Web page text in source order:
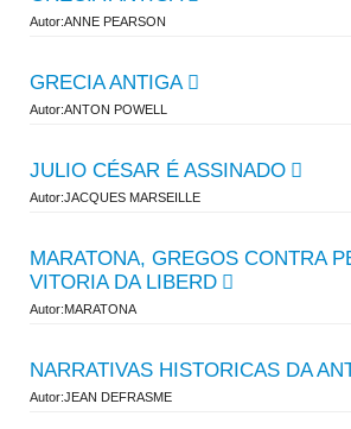
Autor:ANNE PEARSON
GRECIA ANTIGA
Autor:ANTON POWELL
JULIO CÉSAR É ASSINADO
Autor:JACQUES MARSEILLE
MARATONA, GREGOS CONTRA
VITORIA DA LIBERD
Autor:MARATONA
NARRATIVAS HISTORICAS DA
Autor:JEAN DEFRASME